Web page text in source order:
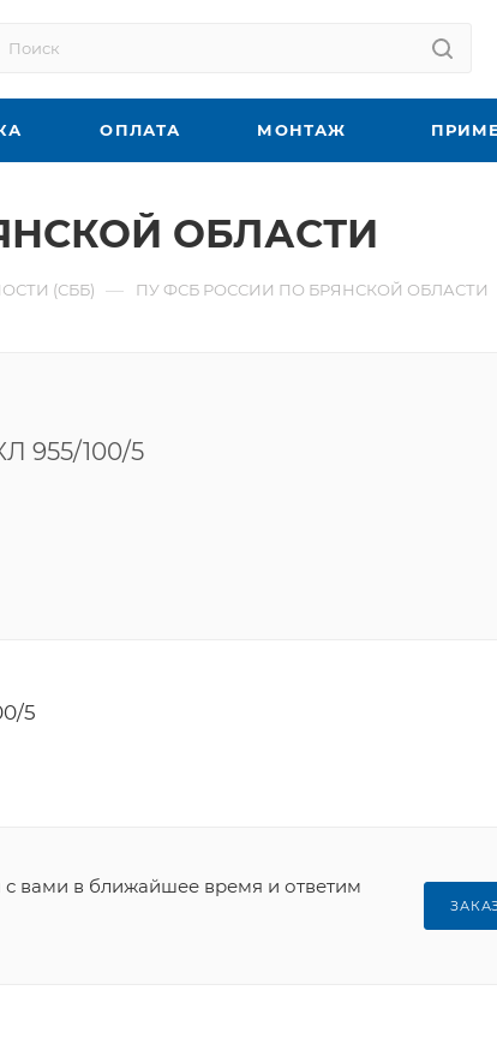
ОПЛАТА МОНТАЖ
ОБЛАСТИ
(СББ) — ПУ ФСБ РОССИИ ПО БРЯНСКОЙ ОБЛАСТИ
955/100/5
5
вами в ближайшее время и ответим